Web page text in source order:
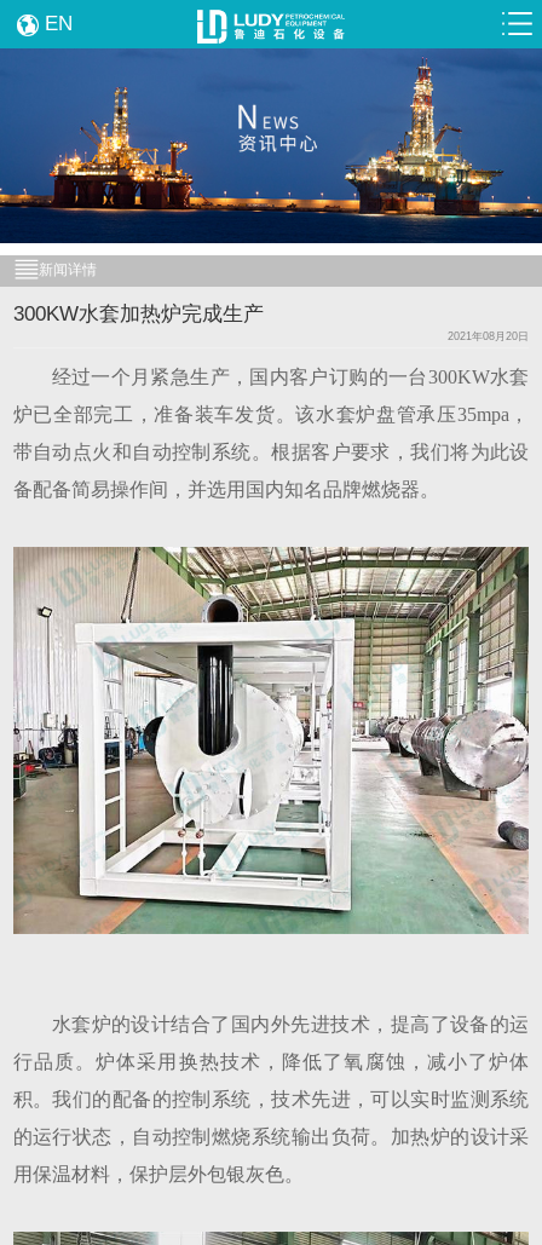
EN
新闻详情
300KW水套加热炉完成生产
2021年08月20日
经过一个月紧急生产，国内客户订购的一台300KW水套
炉已全部完工，准备装车发货。该水套炉盘管承压35mpa，
带自动点火和自动控制系统。根据客户要求，我们将为此设
备配备简易操作间，并选用国内知名品牌燃烧器。
水套炉的设计结合了国内外先进技术，提高了设备的运
行品质。炉体采用换热技术，降低了氧腐蚀，减小了炉体
积。我们的配备的控制系统，技术先进，可以实时监测系统
的运行状态，自动控制燃烧系统输出负荷。加热炉的设计采
用保温材料，保护层外包银灰色。